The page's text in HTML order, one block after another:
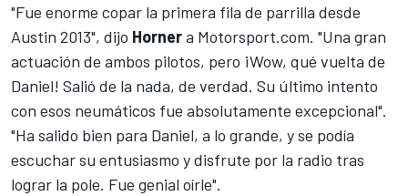
"Fue enorme copar la primera fila de parrilla desde
Austin 2013", dijo Hornera Motorsport.com. "Una gran
actuación de ambos pilotos, pero ¡Wow, qué vuelta de
Daniel! Salió de la nada, de verdad. Su último intento
con esos neumáticos fue absolutamente excepcional".
"Ha salido bien para Daniel, a lo grande, y se podía
escuchar su entusiasmo y disfrute por la radio tras
lograr la pole. Fue genial oírle".